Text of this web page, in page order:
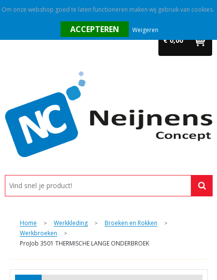
€ 0,00
Promotietextiel
Tassen
Alle categorieën
Custom made
Home > Werkkleding > Broeken en Rokken >
Werkbroeken >
ProJob 3501 THERMISCHE LANGE ONDERBROEK
Om onze webshop goed te laten functioneren maken wij gebruik van cookies.
Weigeren